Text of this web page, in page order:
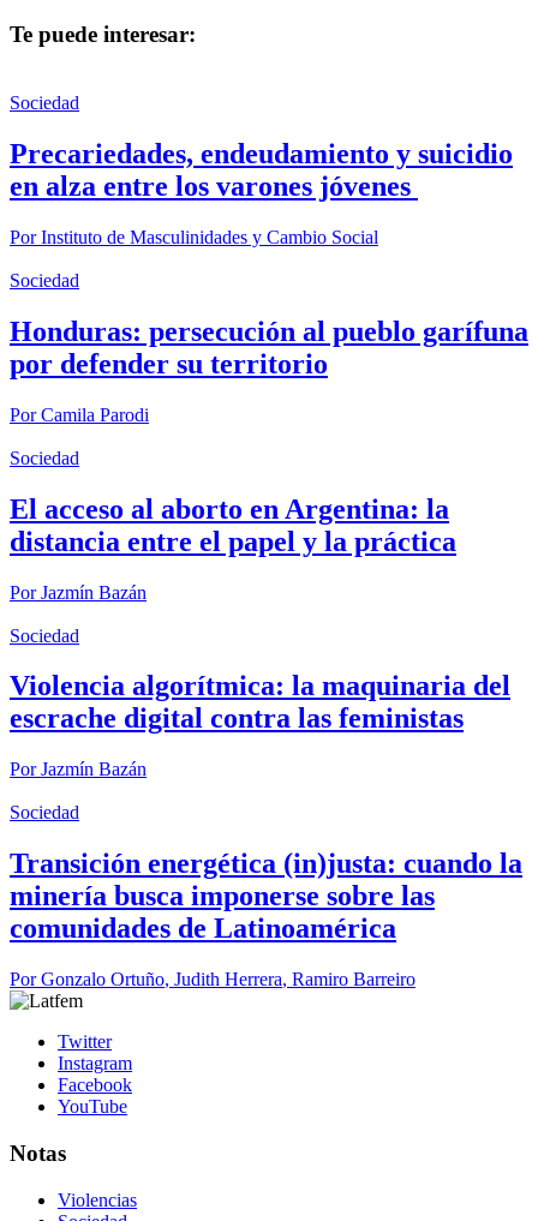
Te puede interesar:
Sociedad
Precariedades, endeudamiento y suicidio
en alza entre los varones jóvenes
PorInstituto de Masculinidades y Cambio Social
Sociedad
Honduras: persecución al pueblo garífuna
por defender su territorio
PorCamila Parodi
Sociedad
El acceso al aborto en Argentina: la
distancia entre el papel y la práctica
PorJazmín Bazán
Sociedad
Violencia algorítmica: la maquinaria del
escrache digital contra las feministas
PorJazmín Bazán
Sociedad
Transición energética (in)justa: cuando la
minería busca imponerse sobre las
comunidades de Latinoamérica
PorGonzalo Ortuño, Judith Herrera, Ramiro Barreiro
Twitter
Instagram
Facebook
YouTube
Notas
Violencias